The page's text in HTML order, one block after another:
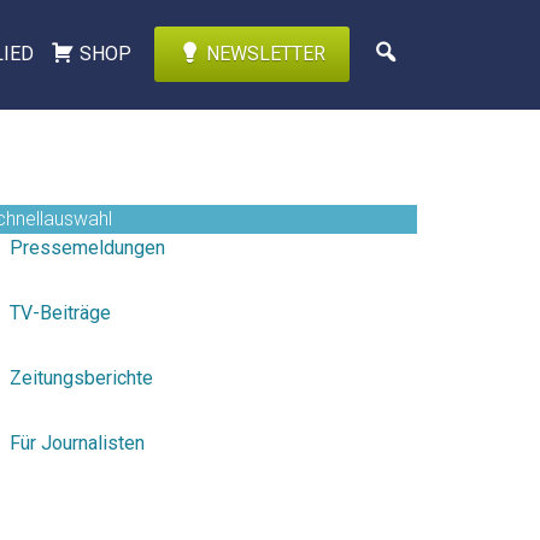
SHOP NEWSLETTER
Beiträge
Journalisten